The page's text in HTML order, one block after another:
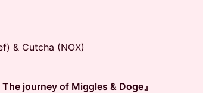
& Cutcha (NOX)
journey of Miggles & Doge』